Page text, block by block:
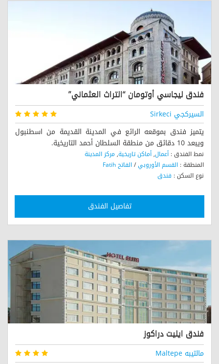
فندق ليجاسي أوتومان “التراث العثماني”
السيركجي Sirkeci
يتميز فندق بموقعه الرائع في المدينة القديمة من اسطنبول
ويبعد 10 دقائق من منطقة السلطان أحمد التاريخية.
نمط الفندق : أعمال,أماكن تاريخية, مركز المدينة
المنطقة : القسم الأوروبي/الفاتح Fatih
نوع السكن : فندق
تفاصيل الفندق
فندق ايليت دراكوز
مالتيبه Maltepe